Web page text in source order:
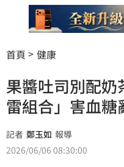
首頁 健康
果醬吐司別配
雷組合」害血
記者 鄭玉如 報導
2026/06/06 08:30:00